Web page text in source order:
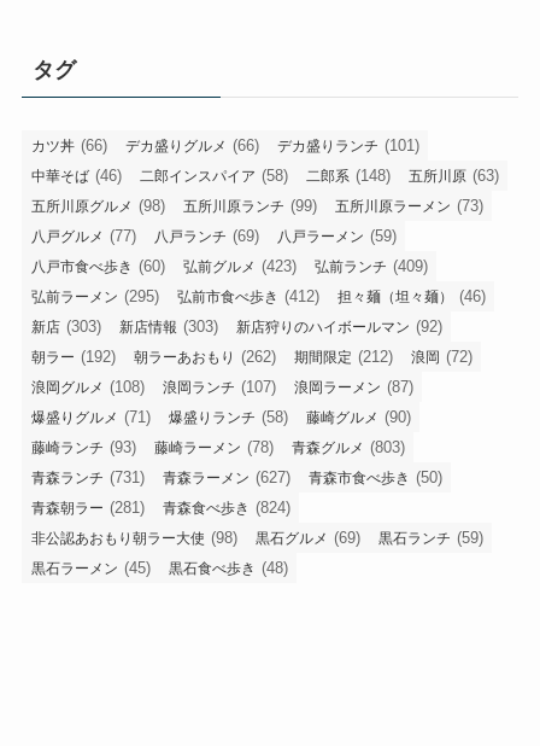
タグ
カツ丼 (66) デカ盛りグルメ (66) デカ盛りランチ (101)
中華そば (46) 二郎インスパイア (58) 二郎系 (148) 五所川原 (63)
五所川原グルメ (98) 五所川原ランチ (99) 五所川原ラーメン (73)
八戸グルメ (77) 八戸ランチ (69) 八戸ラーメン (59)
八戸市食べ歩き (60) 弘前グルメ (423) 弘前ランチ (409)
弘前ラーメン (295) 弘前市食べ歩き (412) 担々麺（坦々麺） (46)
新店 (303) 新店情報 (303) 新店狩りのハイボールマン (92)
朝ラー (192) 朝ラーあおもり (262) 期間限定 (212) 浪岡 (72)
浪岡グルメ (108) 浪岡ランチ (107) 浪岡ラーメン (87)
爆盛りグルメ (71) 爆盛りランチ (58) 藤崎グルメ (90)
藤崎ランチ (93) 藤崎ラーメン (78) 青森グルメ (803)
青森ランチ (731) 青森ラーメン (627) 青森市食べ歩き (50)
青森朝ラー (281) 青森食べ歩き (824)
非公認あおもり朝ラー大使 (98) 黒石グルメ (69) 黒石ランチ (59)
黒石ラーメン (45) 黒石食べ歩き (48)